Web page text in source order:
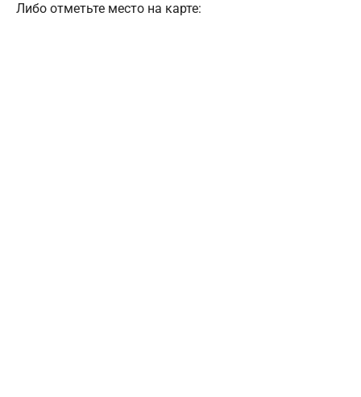
Либо отметьте место на карте: